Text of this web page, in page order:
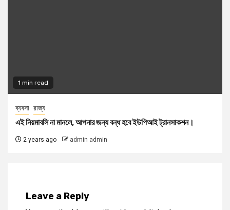
1 min read
ব্যবসা রাজ্য
এই নিয়মাবলি না মানলে, আপনার জন্য বন্ধ হবে ইউপিআই ট্রানসাকশন।
2 years ago admin admin
Leave a Reply